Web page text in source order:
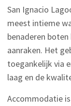
San Ignacio
meest intieme
benaderen
aanraken. Het
toegankelijk via
laag en de
Accommodatie